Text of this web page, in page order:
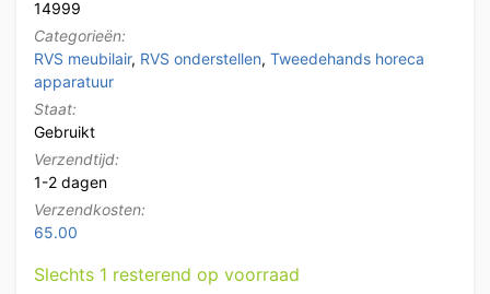
14999
Categorieën:
RVS meubilair, RVS onderstellen, Tweedehands horeca
apparatuur
Staat:
Gebruikt
Verzendtijd:
1-2 dagen
Verzendkosten:
65.00
Slechts 1 resterend op voorraad